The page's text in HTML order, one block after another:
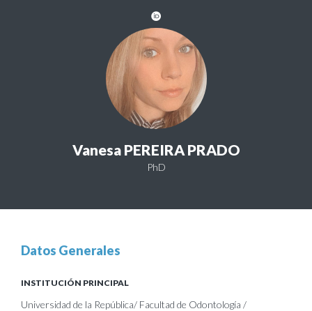
Vanesa PEREIRA PRADO
PhD
Datos Generales
INSTITUCIÓN PRINCIPAL
Universidad de la República/ Facultad de Odontología /